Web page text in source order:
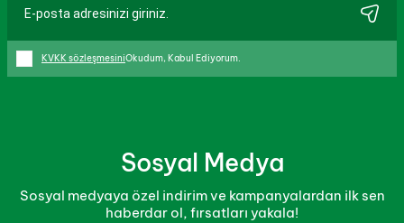
KVKK sözleşmesiniOkudum, Kabul Ediyorum.
Sosyal Medya
Sosyal medyaya özel indirim ve kampanyalardan ilk sen
haberdar ol, fırsatları yakala!